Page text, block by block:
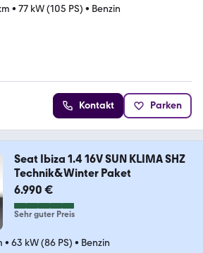
• 77 kW (105 PS) • Benzin
Kontakt Parken
Seat Ibiza 1.4 16V SUN KLIMA SHZ
Technik&Winter Paket
6.990 €
Sehr guter Preis
• 63 kW (86 PS) • Benzin